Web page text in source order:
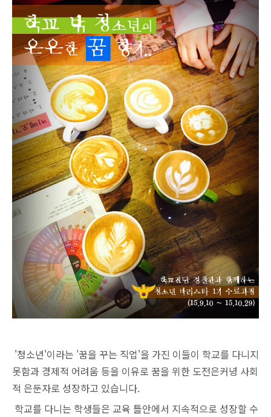
'청소년'이라는 '꿈을 꾸는 직업'을 가진 이들이 학교를 다니지
못함과 경제적 어려움 등을 이유로 꿈을 위한 도전은커녕 사회
적 은둔자로 성장하고 있습니다.
학교를 다니는 학생들은 교육 틀안에서 지속적으로 성장할 수